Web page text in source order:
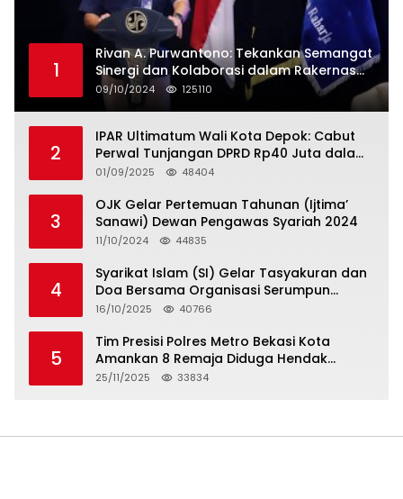
1
Rivan A. Purwantono: Tekankan Semangat
Sinergi dan Kolaborasi dalam Rakernas
Serikat Pekerja Jasa Raharja
09/10/2024 125110
2
IPAR Ultimatum Wali Kota Depok: Cabut
Perwal Tunjangan DPRD Rp40 Juta dalam
5 Hari atau Hadapi Aksi Rakyat
01/09/2025 48404
3
OJK Gelar Pertemuan Tahunan (Ijtima’
Sanawi) Dewan Pengawas Syariah 2024
11/10/2024 44835
4
Syarikat Islam (SI) Gelar Tasyakuran dan
Doa Bersama Organisasi Serumpun
Syarikat Islam Doa
16/10/2025 40766
5
Tim Presisi Polres Metro Bekasi Kota
Amankan 8 Remaja Diduga Hendak
Tawuran
25/11/2025 33834